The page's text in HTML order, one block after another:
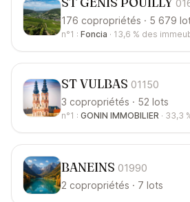
176 copropriétés · 5 679
n°1 : Foncia · 13,6 % des
ST VULBAS 01150
3 copropriétés · 52 lots
n°1 : GONIN IMMOBILIER · 33,3
BANEINS 01990
2 copropriétés · 7 lots